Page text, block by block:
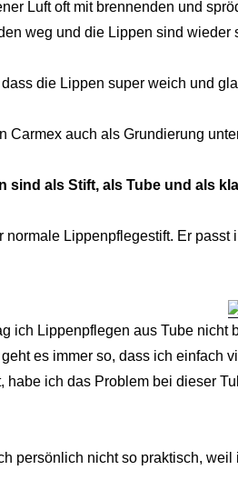
Luft oft mit brennenden und
weg und die Lippen sind wieder
die Lippen super weich und
Carmex auch als Grundierung
sind als Stift, als Tube und als
normale Lippenpflegestift. Er
ich Lippenpflegen aus Tube
es immer so, dass ich einfach
habe ich das Problem bei dieser
persönlich nicht so praktisch,